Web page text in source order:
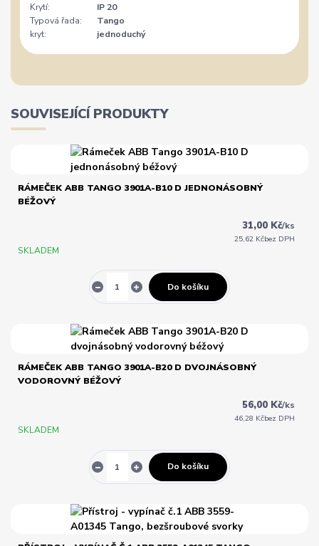
Krytí:
IP 20
Typová řada:
Tango
kryt:
jednoduchý
SOUVISEJÍCÍ PRODUKTY
RÁMEČEK ABB TANGO 3901A-B10 D JEDNONÁSOBNÝ
BÉŽOVÝ
31,00 Kč/ks
25,62 Kčbez DPH
SKLADEM
Do košíku
RÁMEČEK ABB TANGO 3901A-B20 D DVOJNÁSOBNÝ
VODOROVNÝ BÉŽOVÝ
56,00 Kč/ks
46,28 Kčbez DPH
SKLADEM
Do košíku